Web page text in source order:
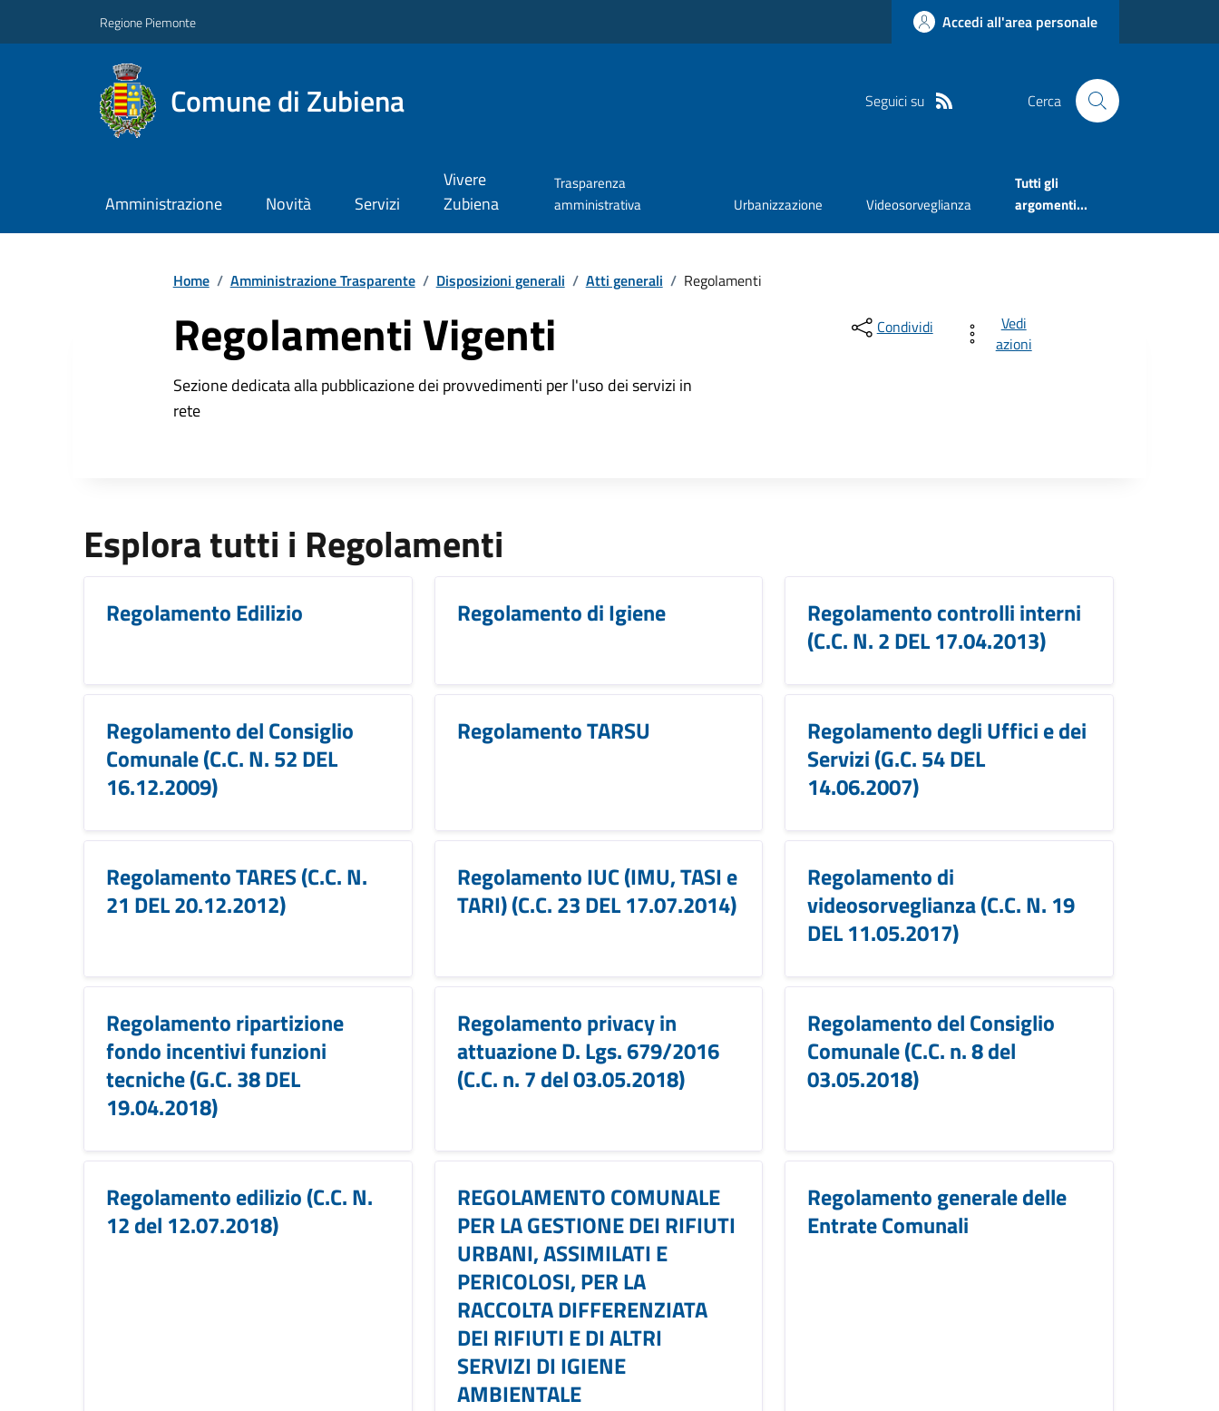
Regione Piemonte Accedi all'area personale
Comune di Zubiena Seguici su Cerca
Amministrazione Novità Servizi
Vivere
Zubiena
Trasparenza
amministrativa
Urbanizzazione Videosorveglianza
Tutti gli
argomenti...
Home / Amministrazione Trasparente / Disposizioni generali / Atti generali / Regolamenti
Regolamenti Vigenti
Sezione dedicata alla pubblicazione dei provvedimenti per l'uso dei servizi in
rete
Condividi
Vedi
azioni
Esplora tutti i Regolamenti
Regolamento Edilizio Regolamento di Igiene
Regolamento controlli interni
(C.C. N. 2 DEL 17.04.2013)
Regolamento del Consiglio
Comunale (C.C. N. 52 DEL
16.12.2009)
Regolamento TARSU
Regolamento degli Uffici e dei
Servizi (G.C. 54 DEL
14.06.2007)
Regolamento TARES (C.C. N.
21 DEL 20.12.2012)
Regolamento IUC (IMU, TASI e
TARI) (C.C. 23 DEL 17.07.2014)
Regolamento di
videosorveglianza (C.C. N. 19
DEL 11.05.2017)
Regolamento ripartizione
fondo incentivi funzioni
tecniche (G.C. 38 DEL
19.04.2018)
Regolamento privacy in
attuazione D. Lgs. 679/2016
(C.C. n. 7 del 03.05.2018)
Regolamento del Consiglio
Comunale (C.C. n. 8 del
03.05.2018)
Regolamento edilizio (C.C. N.
12 del 12.07.2018)
REGOLAMENTO COMUNALE
PER LA GESTIONE DEI RIFIUTI
URBANI, ASSIMILATI E
PERICOLOSI, PER LA
RACCOLTA DIFFERENZIATA
DEI RIFIUTI E DI ALTRI
SERVIZI DI IGIENE
AMBIENTALE
Regolamento generale delle
Entrate Comunali